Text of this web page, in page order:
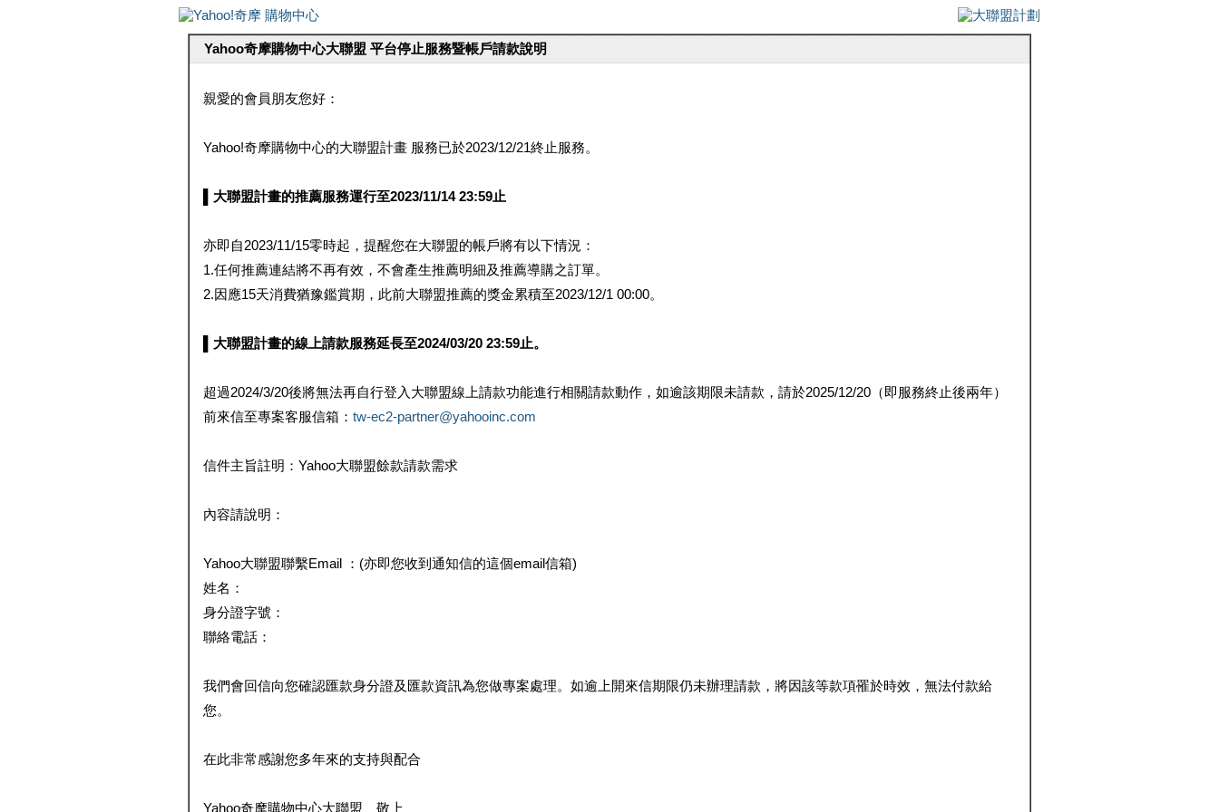
Yahoo奇摩購物中心大聯盟 平台停止服務暨帳戶請款說明
親愛的會員朋友您好：
Yahoo!奇摩購物中心的大聯盟計畫 服務已於2023/12/21終止服務。
▌大聯盟計畫的推薦服務運行至2023/11/14 23:59止
亦即自2023/11/15零時起，提醒您在大聯盟的帳戶將有以下情況：
1.任何推薦連結將不再有效，不會產生推薦明細及推薦導購之訂單。
2.因應15天消費猶豫鑑賞期，此前大聯盟推薦的獎金累積至2023/12/1 00:00。
▌大聯盟計畫的線上請款服務延長至2024/03/20 23:59止。
超過2024/3/20後將無法再自行登入大聯盟線上請款功能進行相關請款動作，如逾該期限未請款，請於2025/12/20（即服務終止後兩年）
前來信至專案客服信箱： tw-ec2-partner@yahooinc.com
信件主旨註明：Yahoo大聯盟餘款請款需求
內容請說明：
Yahoo大聯盟聯繫Email ：(亦即您收到通知信的這個email信箱)
姓名：
身分證字號：
聯絡電話：
我們會回信向您確認匯款身分證及匯款資訊為您做專案處理。如逾上開來信期限仍未辦理請款，將因該等款項罹於時效，無法付款給
您。
在此非常感謝您多年來的支持與配合
Yahoo奇摩購物中心大聯盟 敬上